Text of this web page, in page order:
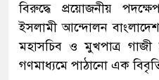
বিরুদ্ধে প্রয়োজনীয়
ইসলামী আন্দোলন
মহাসচিব ও মুখপাত্র গাজী
গণমাধ্যমে পাঠানো এক